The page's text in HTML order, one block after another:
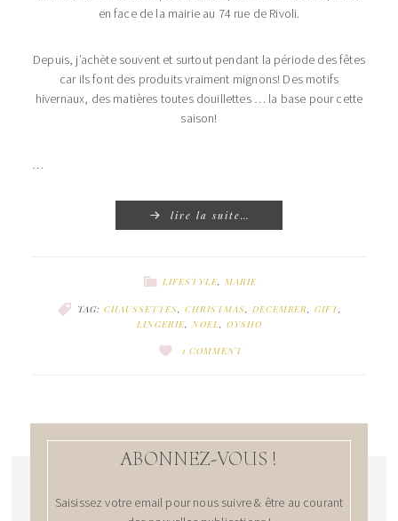
en face de la mairie au 74 rue de Rivoli.
Depuis, j’achète souvent et surtout pendant la période des fêtes
car ils font des produits vraiment mignons! Des motifs
hivernaux, des matières toutes douillettes … la base pour cette
saison!
…
lire la suite…
LIFESTYLE, MARIE
TAG: CHAUSSETTES CHRISTMAS DECEMBER GIFT,
LINGERIE, NOEL OYSHO
1 COMMENT
ABONNEZ-VOUS !
Saisissez votre email pour nous suivre & être au courant